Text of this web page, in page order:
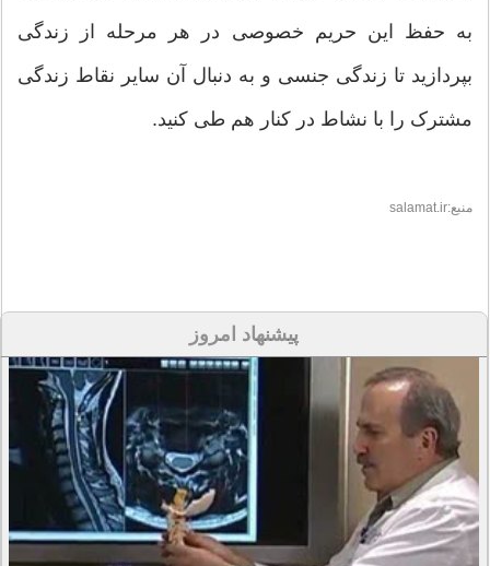
به حفظ این حریم خصوصی در هر مرحله از زندگی
بپردازید تا زندگی جنسی و به دنبال آن سایر نقاط زندگی
مشترک را با نشاط در کنار هم طی کنید.
منبع:salamat.ir
پیشنهاد امروز